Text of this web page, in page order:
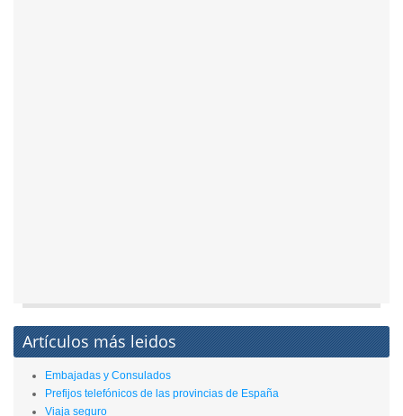
Artículos más leidos
Embajadas y Consulados
Prefijos telefónicos de las provincias de España
Viaja seguro